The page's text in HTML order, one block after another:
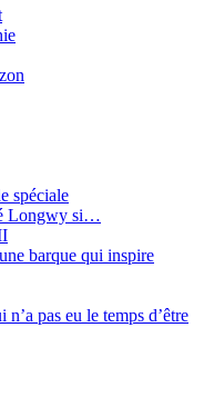
spéciale
Longwy si…
barque qui inspire
pas eu le temps d’être